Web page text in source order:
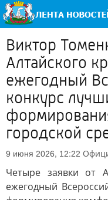
Виктор
Алтайского
ежегодный
конкурс
городской
9 июня 2026, 12:22
Четыре заявки от
ежегодный